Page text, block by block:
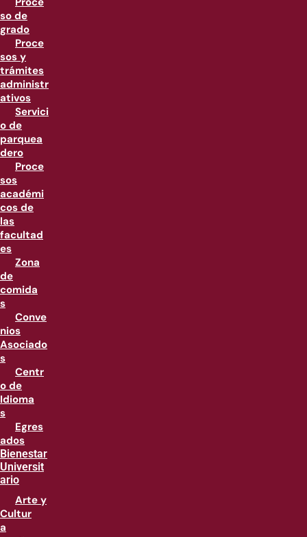
so de
grado
Proce
sos y
trámites
administr
ativos
Servici
o de
parquea
dero
Proce
sos
académi
cos de
las
facultad
es
Zona
de
comida
s
Conve
nios
Asociado
s
Centr
o de
Idioma
s
Egres
ados
Bienestar
Universit
ario
Arte y
Cultur
a